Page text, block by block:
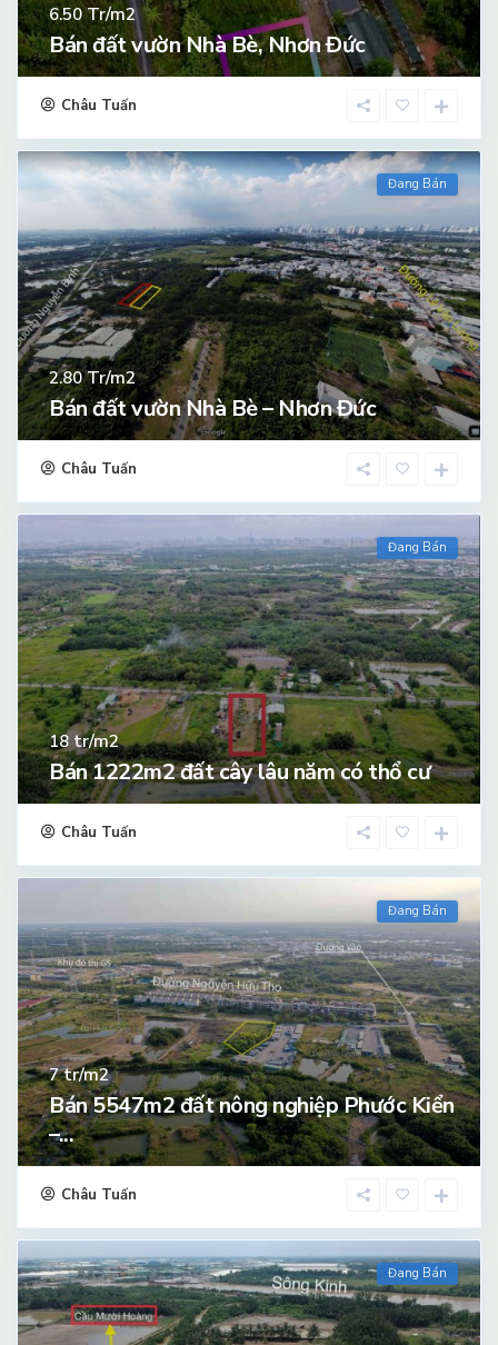
6.50Tr/m2
Bán đất vườn Nhà Bè, Nhơn Đức
Châu Tuấn
Đang Bán
2.80Tr/m2
Bán đất vườn Nhà Bè – Nhơn Đức
Châu Tuấn
Đang Bán
18 tr/m2
Bán 1222m2 đất cây lâu năm có thổ cư
Châu Tuấn
Đang Bán
7tr/m2
Bán 5547m2 đất nông nghiệp Phước Kiển
–...
Châu Tuấn
Đang Bán